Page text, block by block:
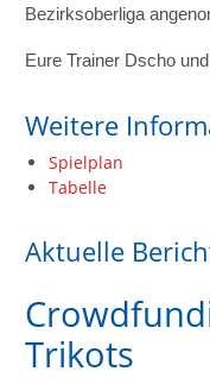
Bezirksoberliga
Eure Trainer Dscho
Weitere
Spielplan
Tabelle
Aktuelle
Trikots